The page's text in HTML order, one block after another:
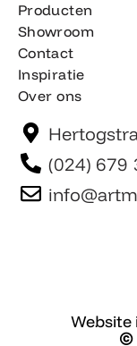
Producten
Showroom
Contact
Inspiratie
Over ons
(024) 679
Website
©